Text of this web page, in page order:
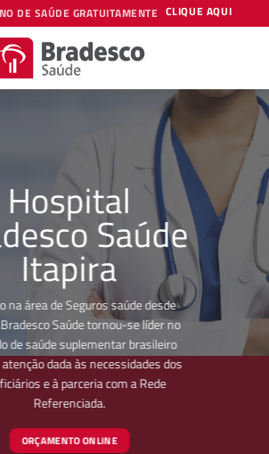
DE SAÚDE GRATUITAMENTE CLIQUE AQUI
Hospital
Saúde
Itapira
na área de Seguros saúde desde
Saúde tornou-se líder no
de saúde suplementar brasileiro
dada às necessidades dos
e à parceria com a Rede
Referenciada.
ORÇAMENTO ONLINE